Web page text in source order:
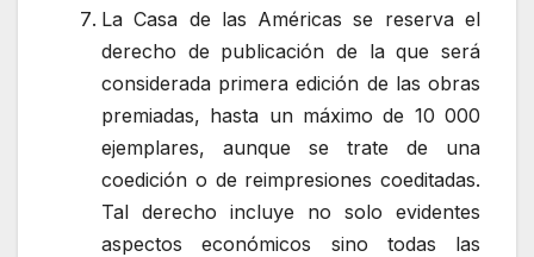
La Casa de las Américas se reserva el
derecho de publicación de la que será
considerada primera edición de las obras
premiadas, hasta un máximo de 10 000
ejemplares, aunque se trate de una
coedición o de reimpresiones coeditadas.
Tal derecho incluye no solo evidentes
aspectos económicos sino todas las